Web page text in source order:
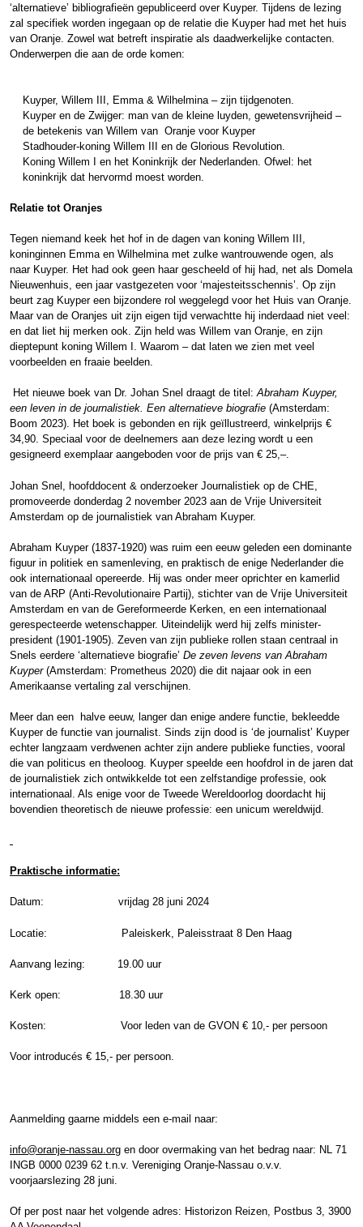
‘alternatieve’ bibliografieën gepubliceerd over Kuyper. Tijdens de lezing
zal specifiek worden ingegaan op de relatie die Kuyper had met het huis
van Oranje. Zowel wat betreft inspiratie als daadwerkelijke contacten.
Onderwerpen die aan de orde komen:
Kuyper, Willem III, Emma & Wilhelmina – zijn tijdgenoten.
Kuyper en de Zwijger: man van de kleine luyden, gewetensvrijheid –
de betekenis van Willem van Oranje voor Kuyper
Stadhouder-koning Willem III en de Glorious Revolution.
Koning Willem I en het Koninkrijk der Nederlanden. Ofwel: het
koninkrijk dat hervormd moest worden.
Relatie tot Oranjes
Tegen niemand keek het hof in de dagen van koning Willem III,
koninginnen Emma en Wilhelmina met zulke wantrouwende ogen, als
naar Kuyper. Het had ook geen haar gescheeld of hij had, net als Domela
Nieuwenhuis, een jaar vastgezeten voor ‘majesteitsschennis’. Op zijn
beurt zag Kuyper een bijzondere rol weggelegd voor het Huis van Oranje.
Maar van de Oranjes uit zijn eigen tijd verwachtte hij inderdaad niet veel:
en dat liet hij merken ook. Zijn held was Willem van Oranje, en zijn
dieptepunt koning Willem I. Waarom – dat laten we zien met veel
voorbeelden en fraaie beelden.
Het nieuwe boek van Dr. Johan Snel draagt de titel:Abraham Kuyper,
een leven in de journalistiek. Een alternatieve biografie (Amsterdam:
Boom 2023). Het boek is gebonden en rijk geïllustreerd, winkelprijs €
34,90. Speciaal voor de deelnemers aan deze lezing wordt u een
gesigneerd exemplaar aangeboden voor de prijs van € 25,–.
Johan Snel, hoofddocent & onderzoeker Journalistiek op de CHE,
promoveerde donderdag 2 november 2023 aan de Vrije Universiteit
Amsterdam op de journalistiek van Abraham Kuyper.
Abraham Kuyper (1837-1920) was ruim een eeuw geleden een dominante
figuur in politiek en samenleving, en praktisch de enige Nederlander die
ook internationaal opereerde. Hij was onder meer oprichter en kamerlid
van de ARP (Anti-Revolutionaire Partij), stichter van de Vrije Universiteit
Amsterdam en van de Gereformeerde Kerken, en een internationaal
gerespecteerde wetenschapper. Uiteindelijk werd hij zelfs minister-
president (1901-1905). Zeven van zijn publieke rollen staan centraal in
Snels eerdere ‘alternatieve biografie’ De zeven levens van Abraham
Kuyper(Amsterdam: Prometheus 2020) die dit najaar ook in een
Amerikaanse vertaling zal verschijnen.
Meer dan een halve eeuw, langer dan enige andere functie, bekleedde
Kuyper de functie van journalist. Sinds zijn dood is ‘de journalist’ Kuyper
echter langzaam verdwenen achter zijn andere publieke functies, vooral
die van politicus en theoloog. Kuyper speelde een hoofdrol in de jaren dat
de journalistiek zich ontwikkelde tot een zelfstandige professie, ook
internationaal. Als enige voor de Tweede Wereldoorlog doordacht hij
bovendien theoretisch de nieuwe professie: een unicum wereldwijd.
Praktische informatie:
Datum: vrijdag 28 juni 2024
Locatie: Paleiskerk, Paleisstraat 8 Den Haag
Aanvang lezing: 19.00 uur
Kerk open: 18.30 uur
Kosten: Voor leden van de GVON € 10,- per persoon
Voor introducés € 15,- per persoon.
Aanmelding gaarne middels een e-mail naar:
info@oranje-nassau.org en door overmaking van het bedrag naar: NL 71
INGB 0000 0239 62 t.n.v. Vereniging Oranje-Nassau o.v.v.
voorjaarslezing 28 juni.
Of per post naar het volgende adres: Historizon Reizen, Postbus 3, 3900